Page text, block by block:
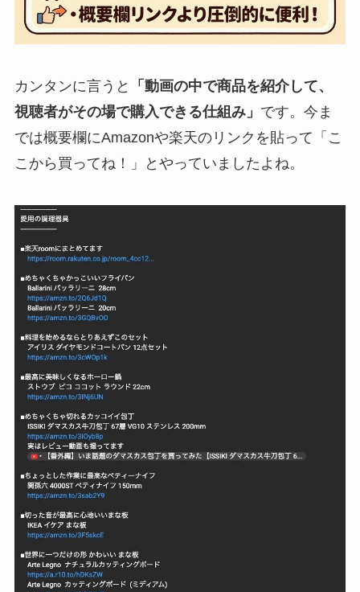
カンタンに言うと
「動画の中で商品を紹介して、
視聴者がその場で購入できる仕組み」 です。今ま
では概要欄にAmazonや楽天のリンクを貼って「こ
こから買ってね！」とやっていましたよね。